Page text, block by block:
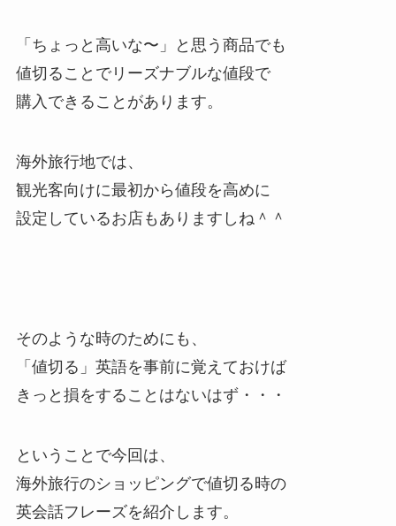
「ちょっと高いな〜」と思う商品でも
値切ることでリーズナブルな値段で
購入できることがあります。
海外旅行地では、
観光客向けに最初から値段を高めに
設定しているお店もありますしね＾＾
そのような時のためにも、
「値切る」英語を事前に覚えておけば
きっと損をすることはないはず・・・
ということで今回は、
海外旅行のショッピングで値切る時の
英会話フレーズを紹介します。